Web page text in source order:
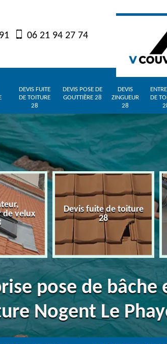
06 21 94 27 74
DEVIS FUITE
DE TOITURE
28
DEVIS POSE DE
GOUTTIÈRE 28
DEVIS
ZINGUEUR
28
DE
de velux
Devis fuite de toiture
28
pose de bâche
Nogent Le